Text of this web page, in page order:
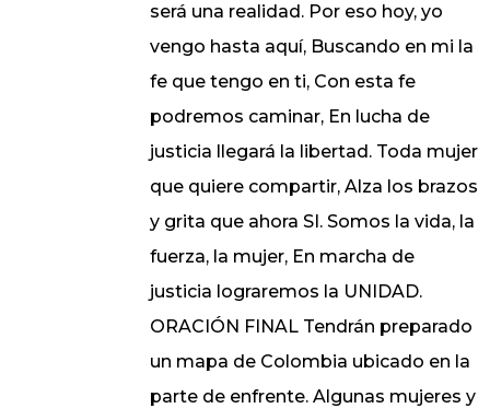
será una realidad. Por eso hoy, yo
vengo hasta aquí, Buscando en mi la
fe que tengo en ti, Con esta fe
podremos caminar, En lucha de
justicia llegará la libertad. Toda mujer
que quiere compartir, Alza los brazos
y grita que ahora SI. Somos la vida, la
fuerza, la mujer, En marcha de
justicia lograremos la UNIDAD.
ORACIÓN FINAL Tendrán preparado
un mapa de Colombia ubicado en la
parte de enfrente. Algunas mujeres y